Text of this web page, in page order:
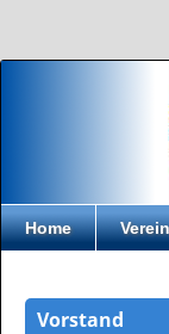
Direkt zum Inhalt
Home Verein
Vorstand